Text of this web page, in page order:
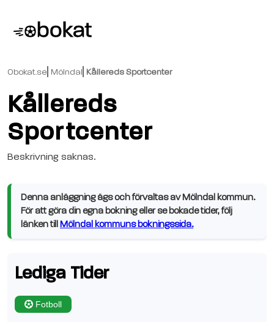
Obokat.se Mölndal Kållereds Sportcenter
Kållereds
Sportcenter
Beskrivning saknas.
Denna anläggning ägs och förvaltas av Mölndal kommun.
För att göra din egna bokning eller se bokade tider, följ
länken till Mölndal kommuns bokningssida.
Lediga Tider
Fotboll